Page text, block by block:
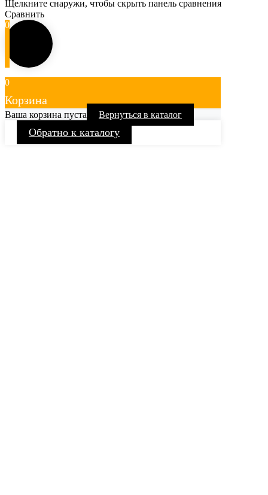
Щелкните снаружи, чтобы скрыть панель сравнения
Сравнить
0
0
Корзина
Ваша корзина пуста Вернуться в каталог
Обратно к каталогу